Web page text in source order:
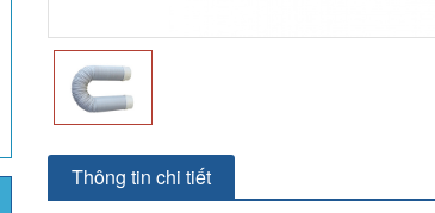
Thông tin chi tiết